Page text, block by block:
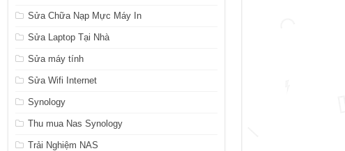
Sửa Chữa Nạp Mực Máy In
Sửa Laptop Tại Nhà
Sửa máy tính
Sửa Wifi Internet
Synology
Thu mua Nas Synology
Trải Nghiệm NAS